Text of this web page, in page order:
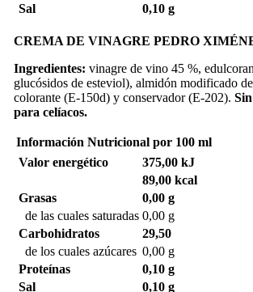
Sal
0,10 g
CREMA DE VINAGRE PEDRO
Ingredientes: vinagre de vino 45 %,
glucósidos de esteviol), almidón modificado
colorante (E-150d) y conservador (E-202).
para celíacos.
Información Nutricional por 100 ml
Valor energético
375,00 kJ
89,00 kcal
Grasas
0,00 g
de las cuales saturadas 0,00 g
Carbohidratos
29,50
de los cuales azúcares 0,00 g
Proteínas
0,10 g
Sal
0,10 g